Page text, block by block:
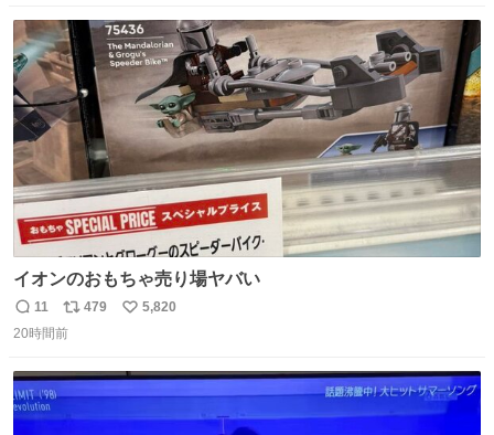
ト
数
数
イオンのおもちゃ売り場ヤバい
返
信
11
リ
ポ
ト
479
い
数
5,820
20時間前